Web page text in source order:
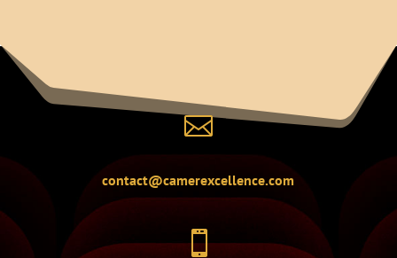

contact@camerexcellence.com
